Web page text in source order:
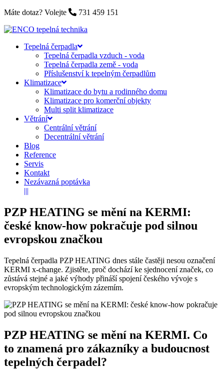
Máte dotaz? Volejte 731 459 151
Tepelná čerpadla
Tepelná čerpadla vzduch - voda
Tepelná čerpadla země - voda
Příslušenství k tepelným čerpadlům
Klimatizace
Klimatizace do bytu a rodinného domu
Klimatizace pro komerční objekty
Multi split klimatizace
Větrání
Centrální větrání
Decentrální větrání
Blog
Reference
Servis
Kontakt
Nezávazná poptávka
|||
PZP HEATING se mění na KERMI:
české know-how pokračuje pod silnou
evropskou značkou
Tepelná čerpadla PZP HEATING dnes stále častěji nesou označení
KERMI x-change. Zjistěte, proč dochází ke sjednocení značek, co
zůstává stejné a jaké výhody přináší spojení českého vývoje s
evropským technologickým zázemím.
PZP HEATING se mění na KERMI. Co
to znamená pro zákazníky a budoucnost
tepelných čerpadel?